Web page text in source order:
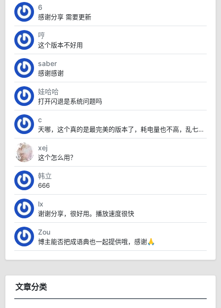
6
感谢分享 需要更新
哼
这个版本不好用
saber
感谢感谢
娃哈哈
打开闪退是系统问题吗
c
天哪，这个真的是最完美的版本了，耗电量也不高，乱七八糟的也没有，太赞了
xej
这个怎么用？
韩立
666
lx
谢谢分享，很好用。播放速度很快
Zou
博主能否把成语典也一起提供哦，感谢🙏
文章分类